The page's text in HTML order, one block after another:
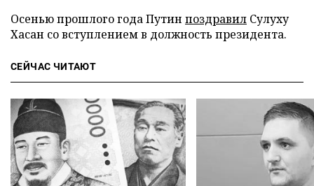
Осенью прошлого года Путин поздравил Сулуху
Хасан со вступлением в должность президента.
СЕЙЧАС ЧИТАЮТ